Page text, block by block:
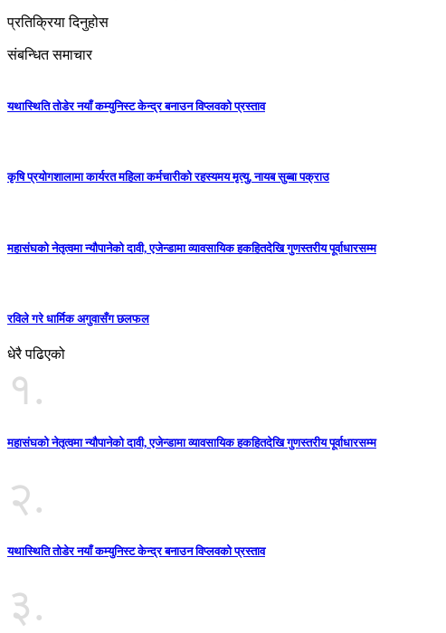
प्रतिक्रिया दिनुहोस
संबन्धित समाचार
यथास्थिति तोडेर नयाँ कम्युनिस्ट केन्द्र बनाउन विप्लवको प्रस्ताव
कृषि प्रयोगशालामा कार्यरत महिला कर्मचारीको रहस्यमय मृत्यु, नायब सुब्बा पक्राउ
महासंघको नेतृत्वमा न्यौपानेको दावी, एजेन्डामा व्यावसायिक हकहितदेखि गुणस्तरीय पूर्वाधारसम्म
रविले गरे धार्मिक अगुवासँग छलफल
धेरै पढिएको
१.
महासंघको नेतृत्वमा न्यौपानेको दावी, एजेन्डामा व्यावसायिक हकहितदेखि गुणस्तरीय पूर्वाधारसम्म
२.
यथास्थिति तोडेर नयाँ कम्युनिस्ट केन्द्र बनाउन विप्लवको प्रस्ताव
३.